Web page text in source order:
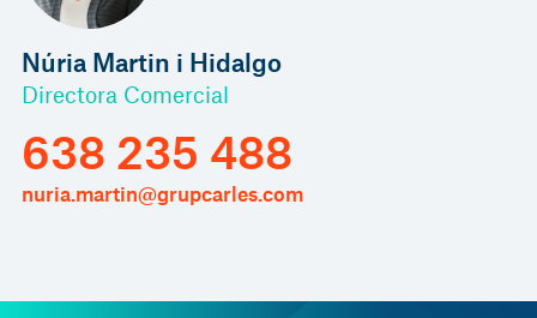
Núria Martin i Hidalgo
Directora Comercial
638 235 488
nuria.martin@grupcarles.com